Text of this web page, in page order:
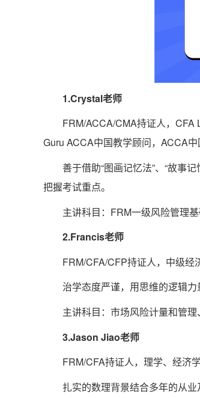
1.Crystal老师
FRM/ACCA/CMA持证人，
Guru ACCA中国教学顾问，ACCA
善于借助“图画记忆法”、“故事
把握考试重点。
主讲科目：FRM一级风险管理
2.Francis老师
FRM/CFA/CFP持证人，中级经
治学态度严谨，用思维的逻辑
主讲科目：市场风险计量和管
3.Jason Jiao老师
FRM/CFA持证人，理学、经济
扎实的数理背景结合多年的从